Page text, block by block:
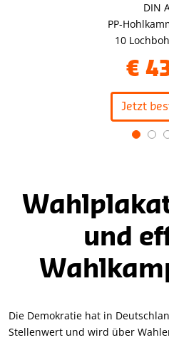
DIN
PP-
10
€
Jetzt
und
Die Demokratie hat in
Stellenwert und wird über